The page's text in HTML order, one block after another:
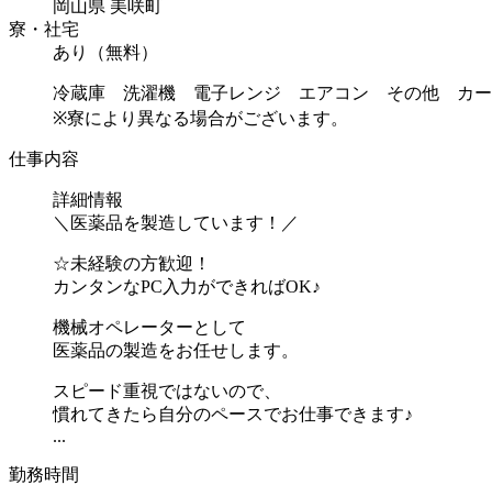
岡山県 美咲町
寮・社宅
あり（無料）
冷蔵庫 洗濯機 電子レンジ エアコン その他 カー
※寮により異なる場合がございます。
仕事内容
詳細情報
＼医薬品を製造しています！／
☆未経験の方歓迎！
カンタンなPC入力ができればOK♪
機械オペレーターとして
医薬品の製造をお任せします。
スピード重視ではないので、
慣れてきたら自分のペースでお仕事できます♪
...
勤務時間